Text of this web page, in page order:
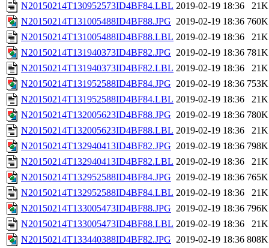
N20150214T130952573ID4BF84.LBL 2019-02-19 18:36
21K
N20150214T131005488ID4BF88.JPG 2019-02-19 18:36 760K
N20150214T131005488ID4BF88.LBL 2019-02-19 18:36
21K
N20150214T131940373ID4BF82.JPG 2019-02-19 18:36 781K
N20150214T131940373ID4BF82.LBL 2019-02-19 18:36
21K
N20150214T131952588ID4BF84.JPG 2019-02-19 18:36 753K
N20150214T131952588ID4BF84.LBL 2019-02-19 18:36
21K
N20150214T132005623ID4BF88.JPG 2019-02-19 18:36 780K
N20150214T132005623ID4BF88.LBL 2019-02-19 18:36
21K
N20150214T132940413ID4BF82.JPG 2019-02-19 18:36 798K
N20150214T132940413ID4BF82.LBL 2019-02-19 18:36
21K
N20150214T132952588ID4BF84.JPG 2019-02-19 18:36 765K
N20150214T132952588ID4BF84.LBL 2019-02-19 18:36
21K
N20150214T133005473ID4BF88.JPG 2019-02-19 18:36 796K
N20150214T133005473ID4BF88.LBL 2019-02-19 18:36
21K
N20150214T133440388ID4BF82.JPG 2019-02-19 18:36 808K